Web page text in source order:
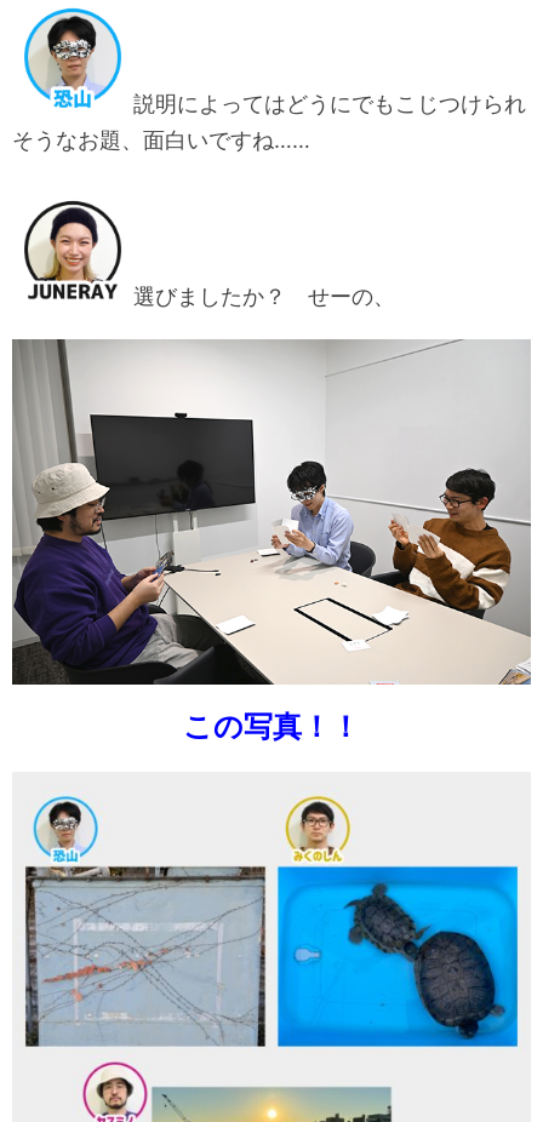
説明によってはどうにでもこじつけられ
そうなお題、面白いですね……
選びましたか？ せーの、
この写真！！